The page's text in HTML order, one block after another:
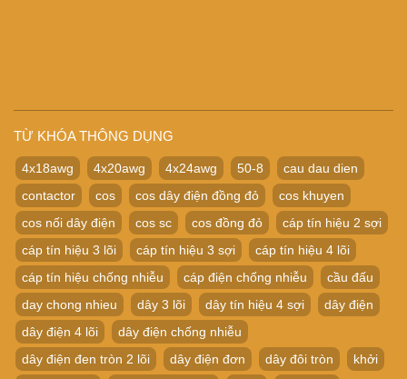
TỪ KHÓA THÔNG DỤNG
4x18awg 4x20awg 4x24awg 50-8
cau dau dien
contactor
cos cos dây điện đồng đỏ
cos khuyen
cos nối dây điện
cos sc cos đồng đỏ
cáp tín hiệu 2 sợi
cáp tín hiệu 3 lõi
cáp tín hiệu 3 sợi
cáp tín hiệu 4 lõi
cáp tín hiệu chống nhiễu
cáp điện chống nhiễu
cầu đấu
day chong nhieu
dây 3 lõi dây tín hiệu 4 sợi
dây điện
dây điện 4 lõi
dây điện chống nhiễu
dây điện đen tròn 2 lõi
dây điện đơn dây đôi tròn khởi